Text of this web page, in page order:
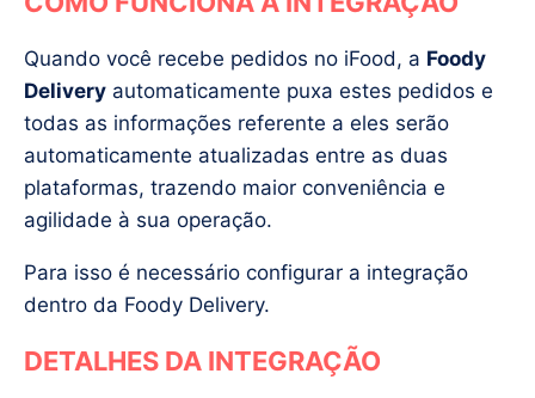
Quando você recebe pedidos no iFood, a Foody
Delivery automaticamente puxa estes pedidos e
todas as informações referente a eles serão
automaticamente atualizadas entre as duas
plataformas, trazendo maior conveniência e
agilidade à sua operação.
Para isso é necessário configurar a integração
dentro da Foody Delivery.
DETALHES DA INTEGRAÇÃO